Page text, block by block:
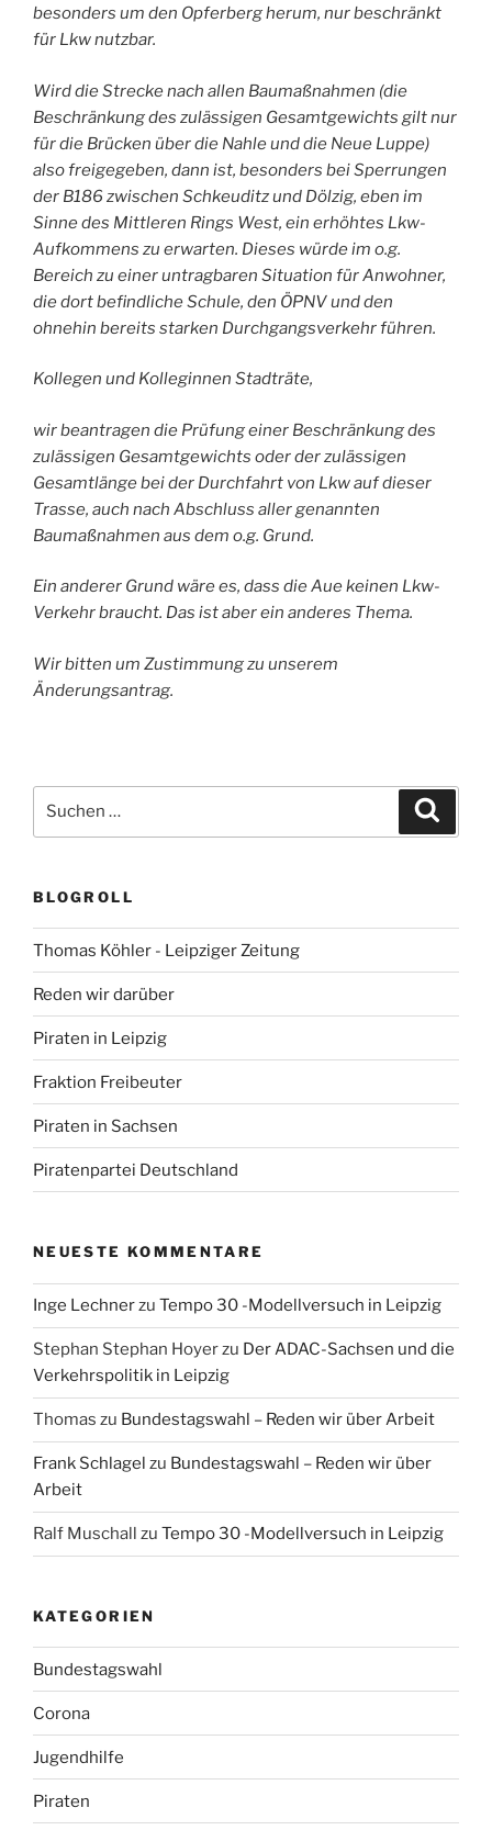
besonders um den Opferberg herum, nur beschränkt
für Lkw nutzbar.
Wird die Strecke nach allen Baumaßnahmen (die
Beschränkung des zulässigen Gesamtgewichts gilt nur
für die Brücken über die Nahle und die Neue Luppe)
also freigegeben, dann ist, besonders bei Sperrungen
der B186 zwischen Schkeuditz und Dölzig, eben im
Sinne des Mittleren Rings West, ein erhöhtes Lkw-
Aufkommens zu erwarten. Dieses würde im o.g.
Bereich zu einer untragbaren Situation für Anwohner,
die dort befindliche Schule, den ÖPNV und den
ohnehin bereits starken Durchgangsverkehr führen.
Kollegen und Kolleginnen Stadträte,
wir beantragen die Prüfung einer Beschränkung des
zulässigen Gesamtgewichts oder der zulässigen
Gesamtlänge bei der Durchfahrt von Lkw auf dieser
Trasse, auch nach Abschluss aller genannten
Baumaßnahmen aus dem o.g. Grund.
Ein anderer Grund wäre es, dass die Aue keinen Lkw-
Verkehr braucht. Das ist aber ein anderes Thema.
Wir bitten um Zustimmung zu unserem
Änderungsantrag.
nach:
BLOGROLL
Thomas Köhler - Leipziger Zeitung
Reden wir darüber
Piraten in Leipzig
Fraktion Freibeuter
Piraten in Sachsen
Piratenpartei Deutschland
NEUESTE KOMMENTARE
Inge Lechnerzu Tempo 30 -Modellversuch in Leipzig
Stephan Stephan Hoyerzu Der ADAC-Sachsen und die
Verkehrspolitik in Leipzig
Thomas zu Bundestagswahl – Reden wir über Arbeit
Frank Schlagel zu Bundestagswahl – Reden wir über
Arbeit
Ralf Muschall zu Tempo 30 -Modellversuch in Leipzig
KATEGORIEN
Bundestagswahl
Corona
Jugendhilfe
Piraten